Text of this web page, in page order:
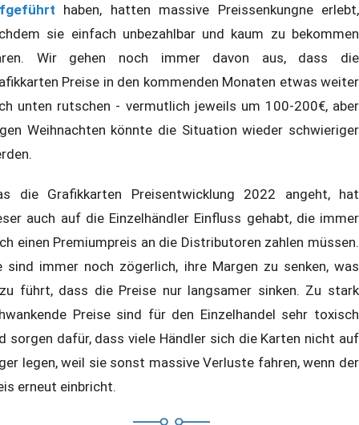
haben, hatten massive Preissenkungne erlebt,
sie einfach unbezahlbar und kaum zu bekommen
Wir gehen noch immer davon aus, dass die
Preise in den kommenden Monaten etwas weiter
unten rutschen - vermutlich jeweils um 100-200€, aber
Weihnachten könnte die Situation wieder schwieriger
die Grafikkarten Preisentwicklung 2022 angeht, hat
auch auf die Einzelhändler Einfluss gehabt, die immer
einen Premiumpreis an die Distributoren zahlen müssen.
sind immer noch zögerlich, ihre Margen zu senken, was
führt, dass die Preise nur langsamer sinken. Zu stark
Preise sind für den Einzelhandel sehr toxisch
sorgen dafür, dass viele Händler sich die Karten nicht auf
legen, weil sie sonst massive Verluste fahren, wenn der
erneut einbricht.